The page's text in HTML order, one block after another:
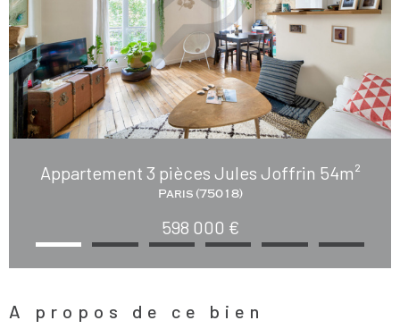
Appartement 3 pièces Jules Joffrin 54m²
Paris (75018)
598 000 €
A propos de ce bien